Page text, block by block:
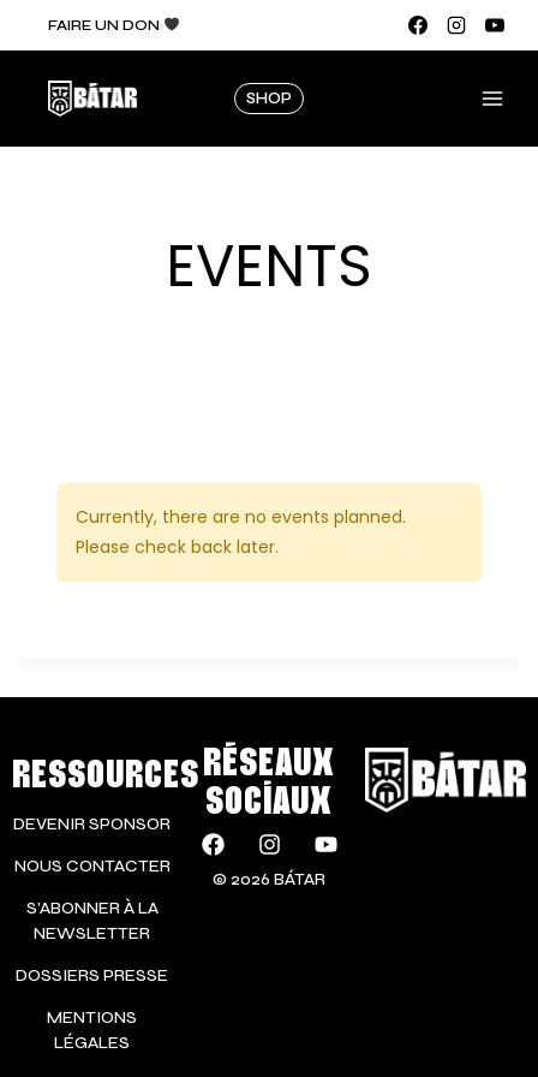
FAIRE UN DON
SHOP
EVENTS
Currently, there are no events planned.
Please check back later.
RESSOURCES
DEVENIR SPONSOR
NOUS CONTACTER
S’ABONNER À LA
NEWSLETTER
DOSSIERS PRESSE
MENTIONS
LÉGALES
RÉSEAUX
SOCIAUX
© 2026 BÁTAR